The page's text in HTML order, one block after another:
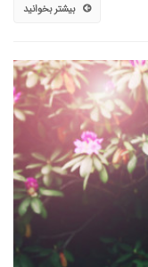
بیشتر بخوانید